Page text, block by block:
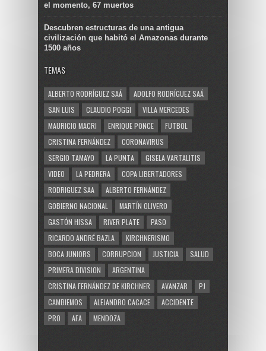
el momento, 67 muertos
Descubren estructuras de una antigua
civilización que habitó el Amazonas durante
1500 años
TEMAS
ALBERTO RODRÍGUEZ SAÁ
ADOLFO RODRÍGUEZ SAÁ
SAN LUIS
CLAUDIO POGGI
VILLA MERCEDES
MAURICIO MACRI
ENRIQUE PONCE
FUTBOL
CRISTINA FERNÁNDEZ
CORONAVIRUS
SERGIO TAMAYO
LA PUNTA
GISELA VARTALITIS
VIDEO
LA PEDRERA
COPA LIBERTADORES
RODRIGUEZ SAA
ALBERTO FERNÁNDEZ
GOBIERNO NACIONAL
MARTÍN OLIVERO
GASTÓN HISSA
RIVER PLATE
PASO
RICARDO ANDRÉ BAZLA
KIRCHNERISMO
BOCA JUNIORS
CORRUPCION JUSTICIA
SALUD
PRIMERA DIVISION
ARGENTINA
CRISTINA FERNÁNDEZ DE KIRCHNER
AVANZAR
PJ
CAMBIEMOS
ALEJANDRO CACACE
ACCIDENTE
PRO
AFA MENDOZA